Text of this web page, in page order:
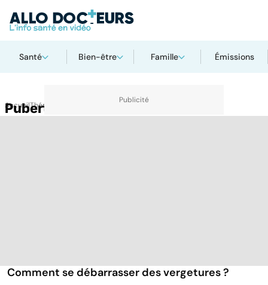
Santé Bien-être Famille Émissions
AccueilThématiques
Puberté
Comment se débarrasser des vergetures ?